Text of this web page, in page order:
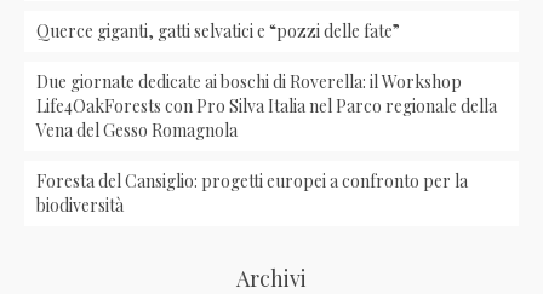
Querce giganti, gatti selvatici e “pozzi delle fate”
Due giornate dedicate ai boschi di Roverella: il Workshop
Life4OakForests con Pro Silva Italia nel Parco regionale della
Vena del Gesso Romagnola
Foresta del Cansiglio: progetti europei a confronto per la
biodiversità
Archivi